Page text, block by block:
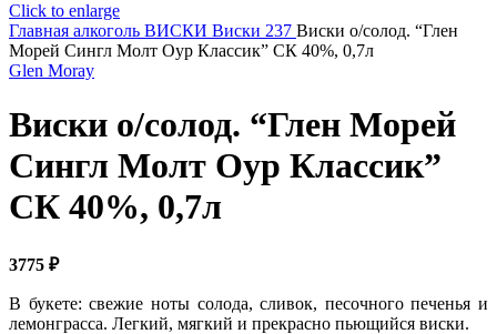
Click to enlarge
Главная алкоголь ВИСКИ Виски 237 Виски о/солод. “Глен
Морей Сингл Молт Оур Классик” СК 40%, 0,7л
Glen Moray
Виски о/солод. “Глен Морей
Сингл Молт Оур Классик”
СК 40%, 0,7л
3775 ₽
В букете: свежие ноты солода, сливок, песочного печенья и
лемонграсса. Легкий, мягкий и прекрасно пьющийся виски.